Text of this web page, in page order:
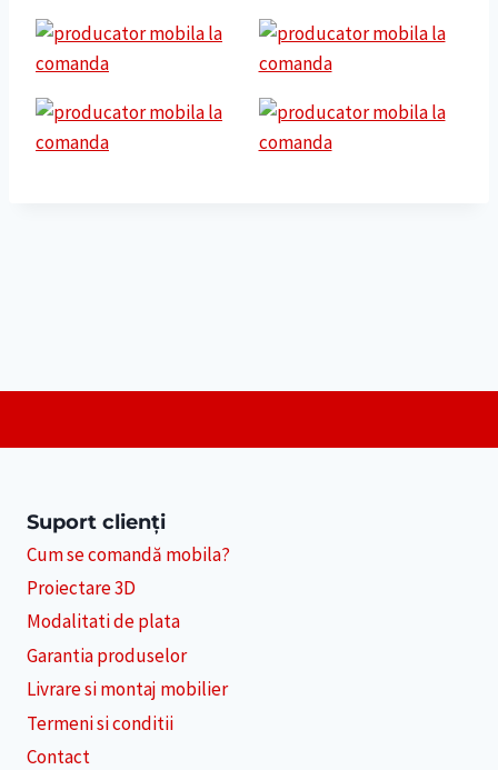
Suport clienți
Cum se comandă mobila?
Proiectare 3D
Modalitati de plata
Garantia produselor
Livrare si montaj mobilier
Termeni si conditii
Contact